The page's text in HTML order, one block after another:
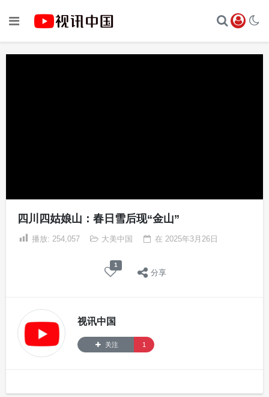
四川四姑娘山：春日雪后现“金山”
播放: 254,057 大美中国 在 2025年3月26日
1
分享
视讯中国
关注 1